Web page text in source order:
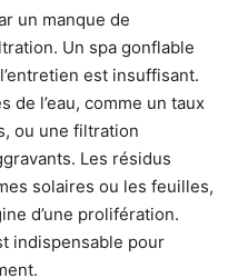
un manque de
Un spa gonflable
est insuffisant.
de l’eau, comme un taux
ou une filtration
Les résidus
solaires ou les feuilles,
d’une prolifération.
indispensable pour